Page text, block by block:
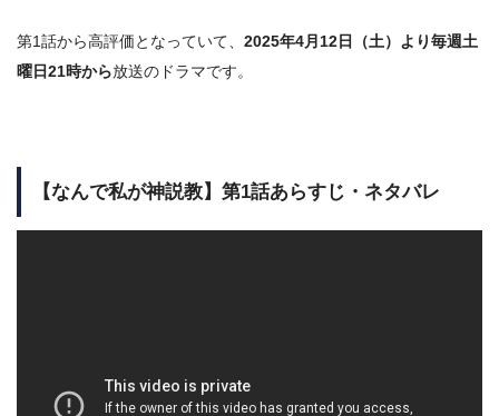
第1話から高評価となっていて、 2025年4月12日（土）より毎週土
曜日21時から放送のドラマです。
【なんで私が神説教】第1話あらすじ・ネタバレ